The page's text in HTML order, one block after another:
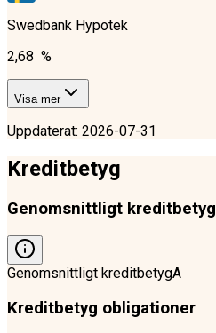
Swedbank Hypotek
2,68 %
Visa mer
Uppdaterat: 2026-07-31
Kreditbetyg
Genomsnittligt kreditbetyg
Genomsnittligt kreditbetygA
Kreditbetyg obligationer